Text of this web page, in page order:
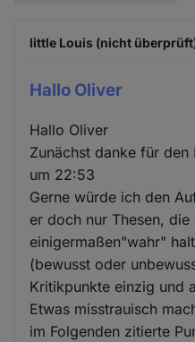
little Louis (nicht
Hallo Oliver
Hallo Oliver
Zunächst danke für
um 22:53
Gerne würde ich den
er doch nur Thesen,
einigermaßen"wahr"
(bewusst oder
Kritikpunkte einzig und
Etwas misstrauisch
im Folgenden zitierte